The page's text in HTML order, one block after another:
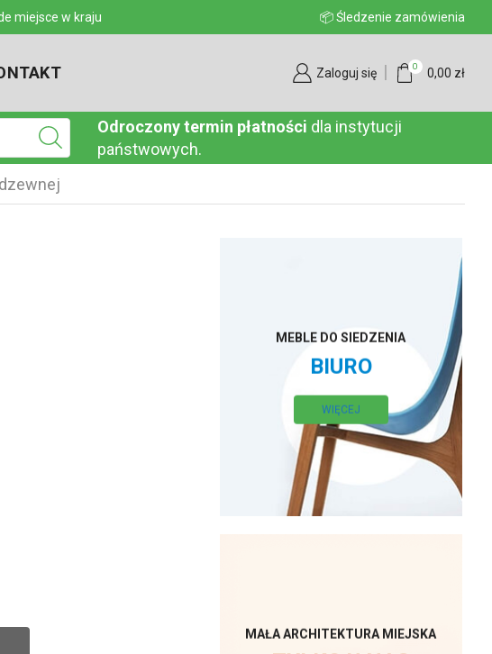
miejsce w kraju 📦 Śledzenie zamówienia
Zaloguj się 0 0,00 zł
Odroczony termin płatności dla instytucji
państwowych.
MEBLE DO SIEDZENIA
BIURO
WIĘCEJ
MAŁA ARCHITEKTURA MIEJSKA